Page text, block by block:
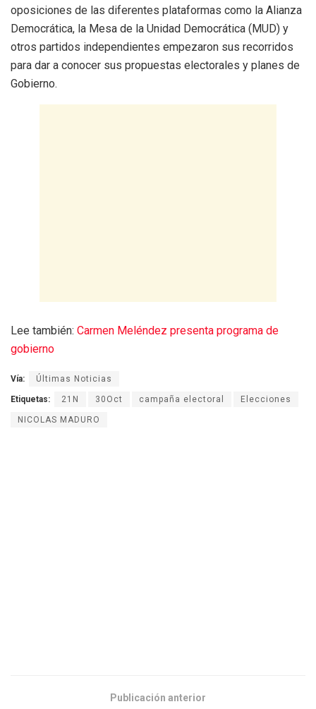
oposiciones de las diferentes plataformas como la Alianza
Democrática, la Mesa de la Unidad Democrática (MUD) y
otros partidos independientes empezaron sus recorridos
para dar a conocer sus propuestas electorales y planes de
Gobierno.
Lee también: Carmen Meléndez presenta programa de
gobierno
Vía: Últimas Noticias
Etiquetas: 21N 30Oct campaña electoral Elecciones
NICOLAS MADURO
Publicación anterior